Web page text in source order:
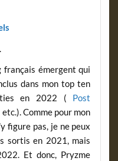
français émergent qui
dans mon top ten
en 2022 ( Post
etc.). Comme pour mon
figure pas, je ne peux
sortis en 2021, mais
Et donc, Pryzme